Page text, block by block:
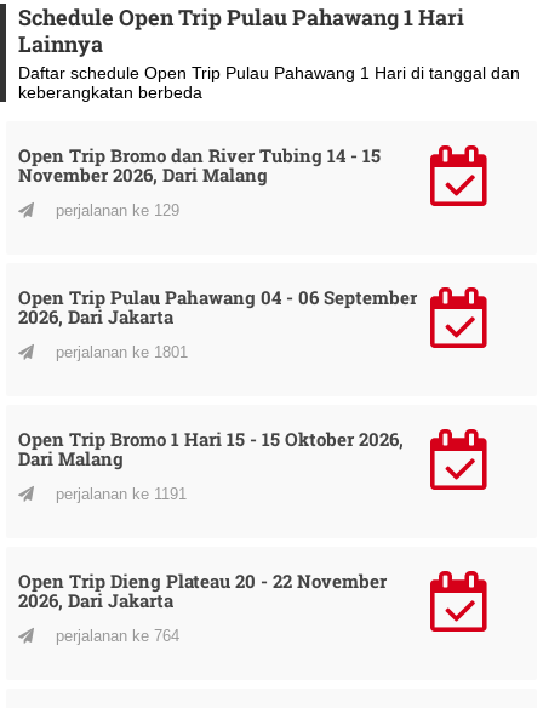
Schedule Open Trip Pulau Pahawang 1 Hari
Lainnya
Daftar schedule Open Trip Pulau Pahawang 1 Hari di tanggal dan
keberangkatan berbeda
Open Trip Bromo dan River Tubing 14 - 15
November 2026, Dari Malang
perjalanan ke 129
Open Trip Pulau Pahawang 04 - 06 September
2026, Dari Jakarta
perjalanan ke 1801
Open Trip Bromo 1 Hari 15 - 15 Oktober 2026,
Dari Malang
perjalanan ke 1191
Open Trip Dieng Plateau 20 - 22 November
2026, Dari Jakarta
perjalanan ke 764